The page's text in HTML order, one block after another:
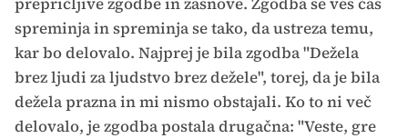
spreminja in spreminja se tako, da ustreza temu,
kar bo delovalo. Najprej je bila zgodba "Dežela
brez ljudi za ljudstvo brez dežele", torej, da je bila
dežela prazna in mi nismo obstajali. Ko to ni več
delovalo, je zgodba postala drugačna: "Veste, gre